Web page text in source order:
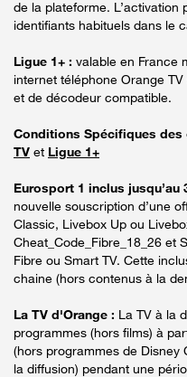
de la plateforme.
identifiants habituels dans le
Ligue 1+ : valable en France
internet téléphone Orange
et de décodeur compatible.
Conditions Spécifiques des
TV et Ligue 1+
Eurosport 1 inclus jusqu’au
nouvelle souscription d’une
Classic, Livebox Up ou
Cheat_Code_Fibre_18_26 et
Fibre ou Smart TV. Cette
chaine (hors contenus à la
La TV d'Orange : La TV à la
programmes (hors films) à
(hors programmes de Disney
la diffusion) pendant une